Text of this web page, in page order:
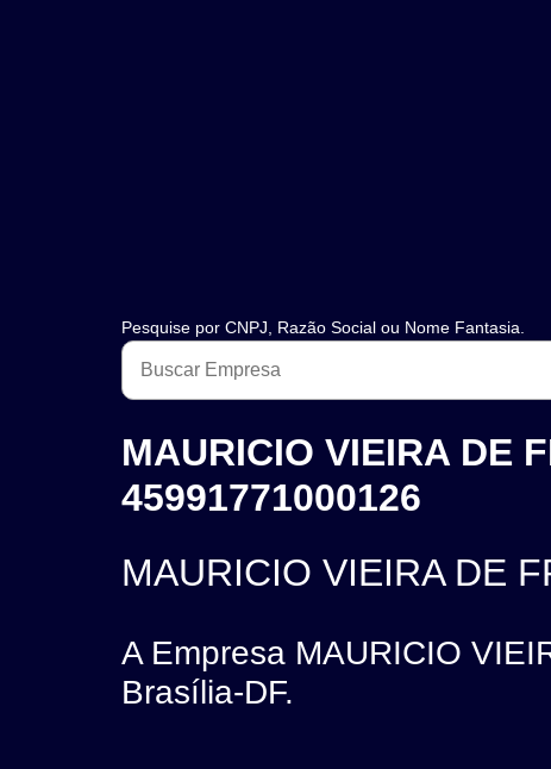
Pesquise por CNPJ, Razão Social ou Nome Fantasia.
MAURICIO VIEIRA DE
45991771000126
MAURICIO VIEIRA DE
A Empresa MAURICIO
Brasília-DF.